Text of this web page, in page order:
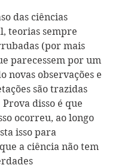
das ciências
teorias sempre
(por mais
parecessem por um
novas observações e
são trazidas
disso é que
ocorreu, ao longo
isso para
a ciência não tem